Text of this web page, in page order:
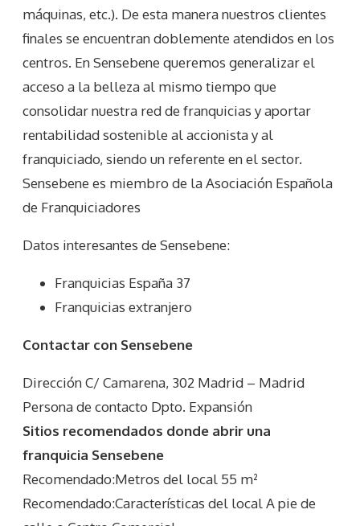
máquinas, etc.). De esta manera nuestros clientes
finales se encuentran doblemente atendidos en los
centros. En Sensebene queremos generalizar el
acceso a la belleza al mismo tiempo que
consolidar nuestra red de franquicias y aportar
rentabilidad sostenible al accionista y al
franquiciado, siendo un referente en el sector.
Sensebene es miembro de la Asociación Española
de Franquiciadores
Datos interesantes de Sensebene:
Franquicias España 37
Franquicias extranjero
Contactar con Sensebene
Dirección C/ Camarena, 302 Madrid – Madrid
Persona de contacto Dpto. Expansión
Sitios recomendados donde abrir una
franquicia Sensebene
Recomendado:Metros del local 55 m²
Recomendado:Características del local A pie de